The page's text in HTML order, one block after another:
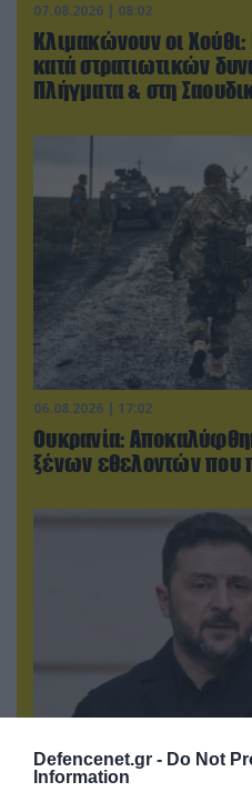
Defencenet.gr - Do Not
Information
07.08.2026 | 08:02
Κλιμακώνουν οι Χούθι:
κατά στρατιωτικών
Πλήγματα & στη
06.08.2026 | 17:02
Ουκρανία:
ξένων εθελοντών που
07.08.2026 | 02:02